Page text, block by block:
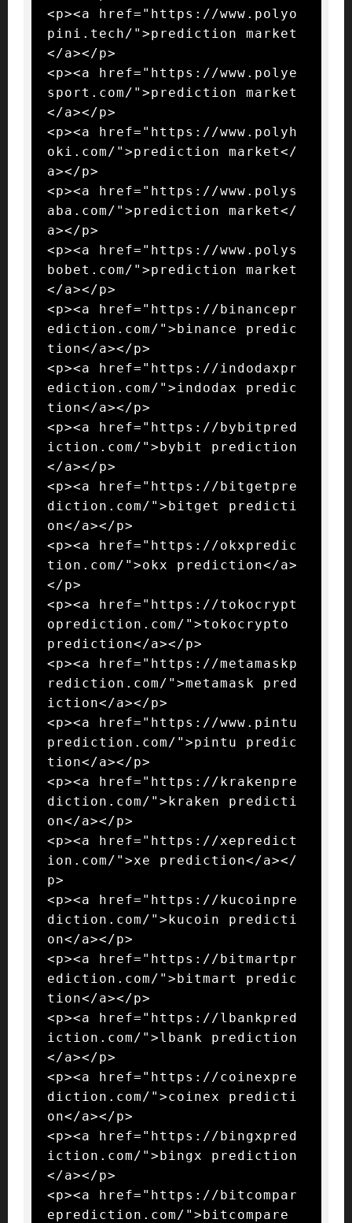
<p><a href="https://www.polyo
pini.tech/">prediction market
</a></p>
<p><a href="https://www.polye
sport.com/">prediction market
</a></p>
<p><a href="https://www.polyh
oki.com/">prediction market</
a></p>
<p><a href="https://www.polys
aba.com/">prediction market</
a></p>
<p><a href="https://www.polys
bobet.com/">prediction market
</a></p>
<p><a href="https://binancepr
ediction.com/">binance predic
tion</a></p>
<p><a href="https://indodaxpr
ediction.com/">indodax predic
tion</a></p>
<p><a href="https://bybitpred
iction.com/">bybit prediction
</a></p>
<p><a href="https://bitgetpre
diction.com/">bitget predicti
on</a></p>
<p><a href="https://okxpredic
tion.com/">okx prediction</a>
</p>
<p><a href="https://tokocrypt
oprediction.com/">tokocrypto
prediction</a></p>
<p><a href="https://metamaskp
rediction.com/">metamask pred
iction</a></p>
<p><a href="https://www.pintu
prediction.com/">pintu predic
tion</a></p>
<p><a href="https://krakenpre
diction.com/">kraken predicti
on</a></p>
<p><a href="https://xepredict
ion.com/">xe prediction</a></
p>
<p><a href="https://kucoinpre
diction.com/">kucoin predicti
on</a></p>
<p><a href="https://bitmartpr
ediction.com/">bitmart predic
tion</a></p>
<p><a href="https://lbankpred
iction.com/">lbank prediction
</a></p>
<p><a href="https://coinexpre
diction.com/">coinex predicti
on</a></p>
<p><a href="https://bingxpred
iction.com/">bingx prediction
</a></p>
<p><a href="https://bitcompar
eprediction.com/">bitcompare